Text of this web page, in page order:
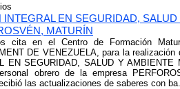
EN SEGURIDAD,
MATURÍN
cita en el Centro de Formación
DE VENEZUELA, para la
EN SEGURIDAD, SALUD Y AMBIENTE
obrero de la empresa
las actualizaciones de saberes con